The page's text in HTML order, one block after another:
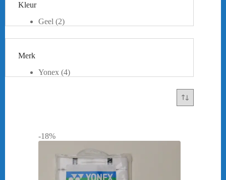
-18%
Kleur
Geel (2)
orange (1)
Zwart (3)
Merk
Yonex (4)